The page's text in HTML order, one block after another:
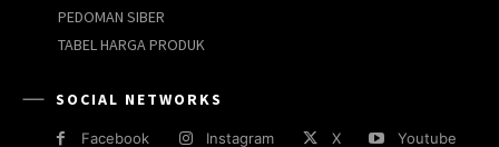
PEDOMAN SIBER
TABEL HARGA PRODUK
SOCIAL NETWORKS
Facebook Instagram X Youtube